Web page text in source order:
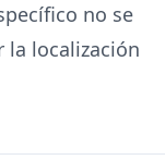
no se
la localización